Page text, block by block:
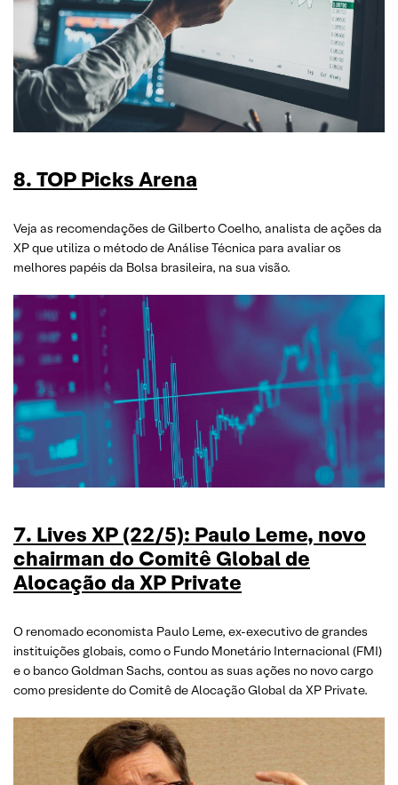
8. TOP Picks Arena
Veja as recomendações de Gilberto Coelho, analista de ações da
XP que utiliza o método de Análise Técnica para avaliar os
melhores papéis da Bolsa brasileira, na sua visão.
7. Lives XP (22/5): Paulo Leme, novo
chairman do Comitê Global de
Alocação da XP Private
O renomado economista Paulo Leme, ex-executivo de grandes
instituições globais, como o Fundo Monetário Internacional (FMI)
e o banco Goldman Sachs, contou as suas ações no novo cargo
como presidente do Comitê de Alocação Global da XP Private.